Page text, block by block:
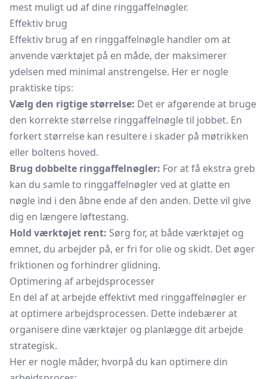
mest muligt ud af dine ringgaffelnøgler.
Effektiv brug
Effektiv brug af en ringgaffelnøgle handler om at
anvende værktøjet på en måde, der maksimerer
ydelsen med minimal anstrengelse. Her er nogle
praktiske tips:
Vælg den rigtige størrelse: Det er afgørende at bruge
den korrekte størrelse ringgaffelnøgle til jobbet. En
forkert størrelse kan resultere i skader på møtrikken
eller boltens hoved.
Brug dobbelte ringgaffelnøgler: For at få ekstra greb
kan du samle to ringgaffelnøgler ved at glatte en
nøgle ind i den åbne ende af den anden. Dette vil give
dig en længere løftestang.
Hold værktøjet rent: Sørg for, at både værktøjet og
emnet, du arbejder på, er fri for olie og skidt. Det øger
friktionen og forhindrer glidning.
Optimering af arbejdsprocesser
En del af at arbejde effektivt med ringgaffelnøgler er
at optimere arbejdsprocessen. Dette indebærer at
organisere dine værktøjer og planlægge dit arbejde
strategisk.
Her er nogle måder, hvorpå du kan optimere din